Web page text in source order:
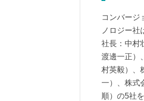
コンバージ
ノロジー
社長：中村
渡邊一正）
村英毅）、
一）、株式
順）の5社